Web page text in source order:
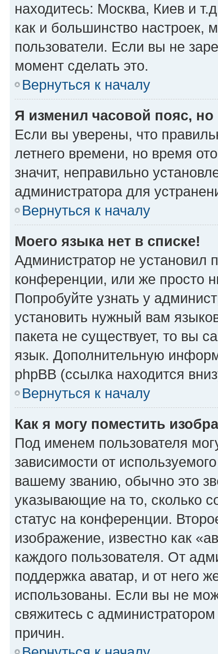
находитесь: Москва, Киев и
как и большинство настроек,
пользователи. Если вы не
момент сделать это.
Вернуться к началу
Я изменил часовой пояс,
Если вы уверены, что
летнего времени, но время
значит, неправильно
администратора для
Вернуться к началу
Моего языка нет в списке!
Администратор не установил
конференции, или же просто
Попробуйте узнать у
установить нужный вам
пакета не существует, то вы
язык. Дополнительную
phpBB (ссылка находится
Вернуться к началу
Как я могу поместить
Под именем пользователя
зависимости от
вашему званию, обычно это
указывающие на то, сколько
статус на конференции.
изображение, известно как
каждого пользователя. От
поддержка аватар, и от него
использованы. Если вы не
свяжитесь с
причин.